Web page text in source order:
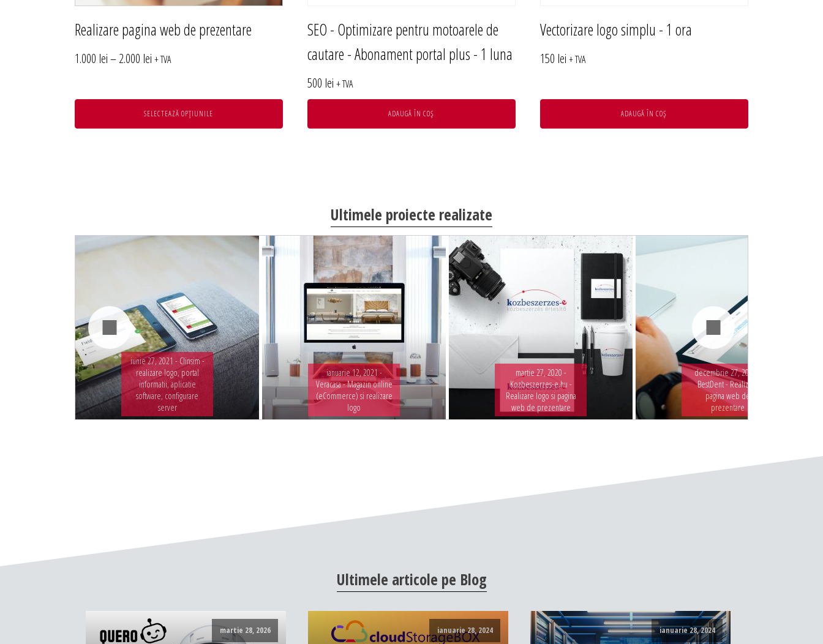
Realizare pagina web de prezentare
1.000 lei–2.000 leiInterval
prețuri:
1.000 lei
+ TVA
SELECTEAZĂ OPȚIUNILE
SEO - Optimizare pentru motoarele de
cautare - Abonament portal plus - 1 luna
500 lei + TVA
ADAUGĂ ÎN COȘ
Vectorizare logo simplu - 1 ora
150 lei + TVA
ADAUGĂ ÎN COȘ
Ultimele proiecte realizate
iunie 27, 2021 - Clinsim -
realizare logo, portal
informatii, aplicatie
software, configurare
server
ianuarie 12, 2021 -
Veracasa - Magazin online
(eCommerce) si realizare
logo
martie 27, 2020 -
Kozbeszerzes-e.hu -
Realizare logo si pagina
web de prezentare
decembrie 27, 2019 -
BestDent - Realizare
pagina web de
prezentare
Ultimele articole pe Blog
martie 28, 2026 ianuarie 28, 2024 ianuarie 28, 2024